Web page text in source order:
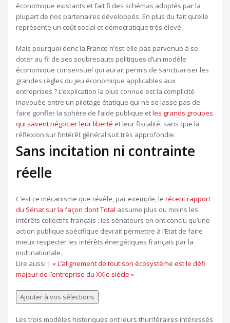
économique existants et fait fi des schémas adoptés par la
plupart de nos partenaires développés. En plus du fait qu’elle
représente un coût social et démocratique très élevé.
Mais pourquoi donc la France n’est-elle pas parvenue à se
doter au fil de ses soubresauts politiques d’un modèle
économique consensuel qui aurait permis de sanctuariser les
grandes règles du jeu économique applicables aux
entreprises ? L’explication la plus connue est la complicité
inavouée entre un pilotage étatique qui ne se lasse pas de
faire gonfler la sphère de l’aide publique etles grands groupes
qui savent négocier leur liberté et leur fiscalité, sans que la
réflexion sur l’intérêt général soit très approfondie.
Sans incitation ni contrainte
réelle
C’est ce mécanisme que révèle, par exemple, le récent rapport
du Sénat sur la façon dont Total assume plus ou moins les
intérêts collectifs français : les sénateurs en ont conclu qu’une
action publique spécifique devrait permettre à l’Etat de faire
mieux respecter les intérêts énergétiques français par la
multinationale.
Lire aussi | Article
réservé
nos
abonnés
« L’alignement de tout son écosystème est le défi
majeur de l’entreprise du XXIe siècle »
Ajouter à vos sélections
Les trois modèles historiques ont leurs thuriféraires intéressés